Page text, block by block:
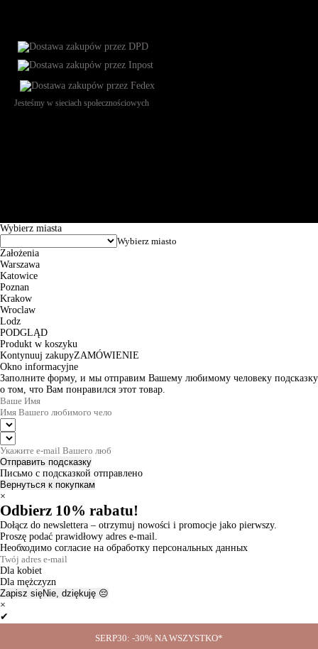
SERP30: -30% NA WSZYSTKO*
Jesteśmy w sieciach społecznościowych
Wybierz miasta
Założenia
Warszawa
Katowice
Poznan
Krakow
Wroclaw
Lodz
PODGLĄD
Produkt w koszyku
Kontynuuj zakupyZAMÓWIENIE
Okno informacyjne
Заполните форму, и мы отправим Вашему любимому человеку подсказку
о том, что Вам понравился этот товар.
Отправить подсказку
Письмо с подсказкой отправлено
Вернуться к покупкам
×
Odbierz 10% rabatu!
Dołącz do newslettera – otrzymuj nowości i promocje jako pierwszy.
Proszę podać prawidłowy adres e-mail.
Необходимо согласие на обработку персональных данных
Dla kobiet
Dla mężczyzn
Zapisz sięNie, dziękuję 😔
×
✔
Thanks for the subscription!